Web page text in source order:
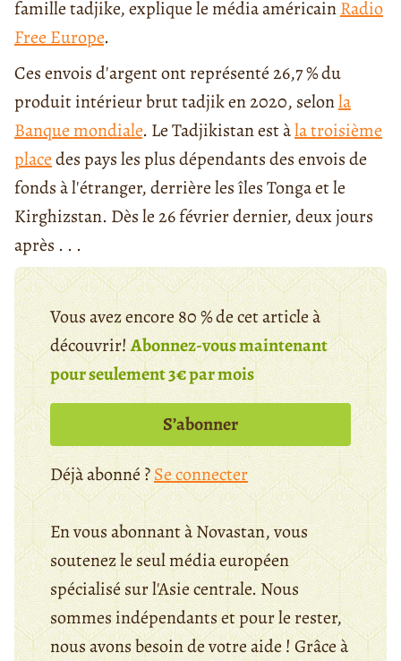
famille tadjike, explique le média américainRadio
Free Europe.
Ces envois d'argent ont représenté 26,7 % du
produit intérieur brut tadjik en 2020, selonla
Banque mondiale. Le Tadjikistan est àla troisième
placedes pays les plus dépendants des envois de
fonds à l'étranger, derrière les îles Tonga et le
Kirghizstan. Dès le 26 février dernier, deux jours
après . . .
Vous avez encore 80 % de cet article à
découvrir!Abonnez-vous maintenant
pour seulement 3€ par mois
S’abonner
Déjà abonné ?Se connecter
En vous abonnant à Novastan, vous
soutenez le seul média européen
spécialisé sur l'Asie centrale. Nous
sommes indépendants et pour le rester,
nous avons besoin de votre aide ! Grâce à